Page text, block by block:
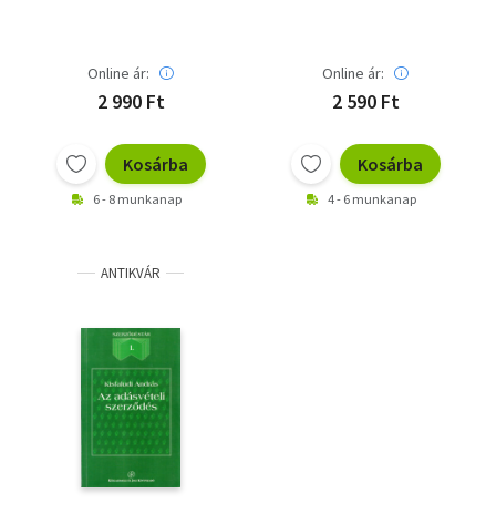
Online ár:
2 990 Ft
Kosárba
6 - 8 munkanap
Online ár:
2 590 Ft
Kosárba
4 - 6 munkanap
ANTIKVÁR